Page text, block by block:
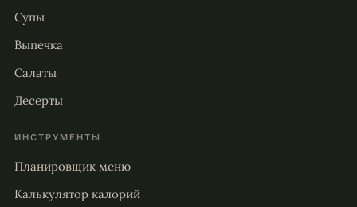
Супы
Выпечка
Салаты
Десерты
ИНСТРУМЕНТЫ
Планировщик меню
Калькулятор калорий